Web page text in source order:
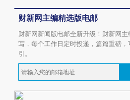
财新网主编精选版电邮
财新网新闻版电邮全新升级！财新网主
写，每个工作日定时投递，篇篇重磅，
引。